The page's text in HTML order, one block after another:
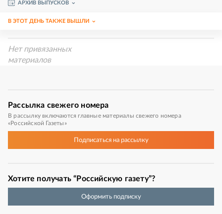
АРХИВ ВЫПУСКОВ
В ЭТОТ ДЕНЬ ТАКЖЕ ВЫШЛИ
Нет привязанных
материалов
Рассылка свежего номера
В рассылку включаются главные материалы свежего номера
«Российской Газеты»
Подписатьсяна рассылку
Хотите получать “Российскую газету”?
Оформить подписку